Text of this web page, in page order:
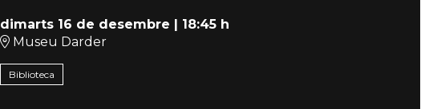
dimarts 16 de desembre
18:45 h
Museu Darder
Biblioteca